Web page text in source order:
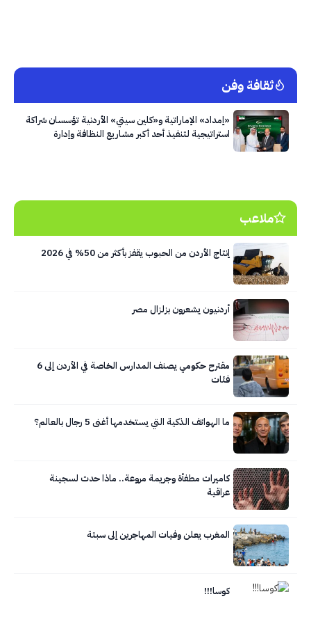
ثقافة وفن
«إمداد» الإماراتية و«كلين سيتي» الأردنية تؤسسان شراكة
استراتيجية لتنفيذ أحد أكبر مشاريع النظافة وإدارة
ملاعب
إنتاج الأردن من الحبوب يقفز بأكثر من 50% في 2026
أردنيون يشعرون بزلزال مصر
مقترح حكومي يصنف المدارس الخاصة في الأردن إلى 6
فئات
ما الهواتف الذكية التي يستخدمها أغنى 5 رجال بالعالم؟
كاميرات مطفأة وجريمة مروعة.. ماذا حدث لسجينة
عراقية
المغرب يعلن وفيات المهاجرين إلى سبتة
كوسا!!!